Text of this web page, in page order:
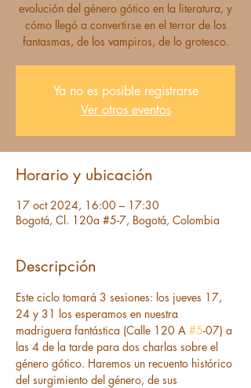
evolución del género gótico en la literatura, y
cómo llegó a convertirse en el terror de los
fantasmas, de los vampiros, de lo grotesco.
Ya no es posible registrarse
Ver otros eventos
Horario y ubicación
17 oct 2024, 16:00 – 17:30
Bogotá, Cl. 120a #5-7, Bogotá, Colombia
Descripción
Este ciclo tomará 3 sesiones: los jueves 17,
24 y 31 los esperamos en nuestra
madriguera fantástica (Calle 120 A #5-07) a
las 4 de la tarde para dos charlas sobre el
género gótico. Haremos un recuento histórico
del surgimiento del género, de sus